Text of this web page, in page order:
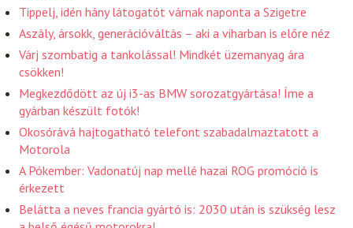
Tippelj, idén hány látogatót várnak naponta a Szigetre
Aszály, ársokk, generációváltás – aki a viharban is előre néz
Várj szombatig a tankolással! Mindkét üzemanyag ára
csökken!
Megkezdődött az új i3-as BMW sorozatgyártása! Íme a
gyárban készült fotók!
Okosórává hajtogatható telefont szabadalmaztatott a
Motorola
A Pókember: Vadonatúj nap mellé hazai ROG promóció is
érkezett
Belátta a neves francia gyártó is: 2030 után is szükség lesz